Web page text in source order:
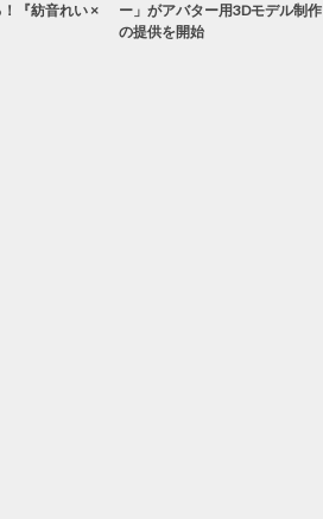
『紡音れい ×
ー」がアバター用3Dモデル制作
の提供を開始